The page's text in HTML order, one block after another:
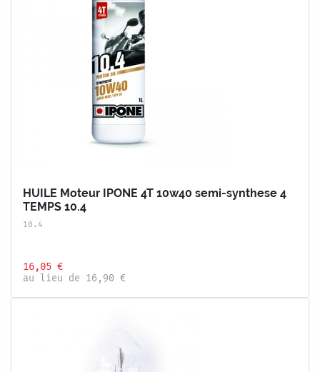
HUILE Moteur IPONE 4T 10w40 semi-synthese 4
TEMPS 10.4
10.4
16,05 €
au lieu de 16,90 €